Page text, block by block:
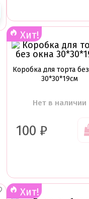
Хит!
Коробка для торта
30*30*19см
Нет в наличии
100 ₽
Хит!